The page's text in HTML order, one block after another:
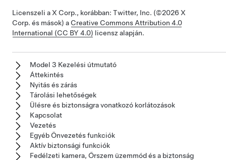
Licenszeli a X Corp., korábban: Twitter, Inc. (©2026 X
Corp. és mások) a Creative Commons Attribution 4.0
International (CC BY 4.0) licensz alapján.
Model 3 Kezelési útmutató
Áttekintés
Nyitás és zárás
Tárolási lehetőségek
Ülésre és biztonságra vonatkozó korlátozások
Kapcsolat
Vezetés
Egyéb Önvezetés funkciók
Aktív biztonsági funkciók
Fedélzeti kamera, Őrszem üzemmód és a biztonság